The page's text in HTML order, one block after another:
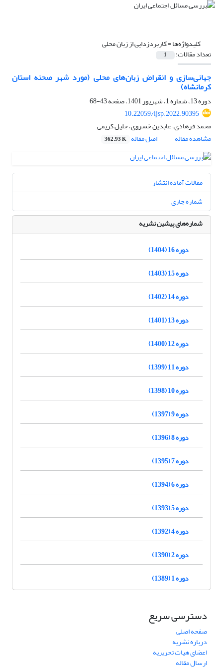
کلیدواژه‌ها =کاربردزدایی از زبان محلی
تعداد مقالات: 1
جهانی‌سازی و انقراض زبان‌های‌ محلی (مورد شهر صحنه استان
کرمانشاه)
دوره 13، شماره 1، شهریور 1401، صفحه
43-68
10.22059/ijsp.2022.90395
محمد فرهادی، عابدین خسروی، جلیل کریمی
مشاهده مقاله
اصل مقاله 362.93 K
مقالات آماده انتشار
شماره جاری
شماره‌های پیشین نشریه
دوره 16 (1404)
دوره 15 (1403)
دوره 14 (1402)
دوره 13 (1401)
دوره 12 (1400)
دوره 11 (1399)
دوره 10 (1398)
دوره 9 (1397)
دوره 8 (1396)
دوره 7 (1395)
دوره 6 (1394)
دوره 5 (1393)
دوره 4 (1392)
دوره 2 (1390)
دوره 1 (1389)
دسترسی سریع
صفحه اصلی
درباره نشریه
اعضای هیات تحریریه
ارسال مقاله